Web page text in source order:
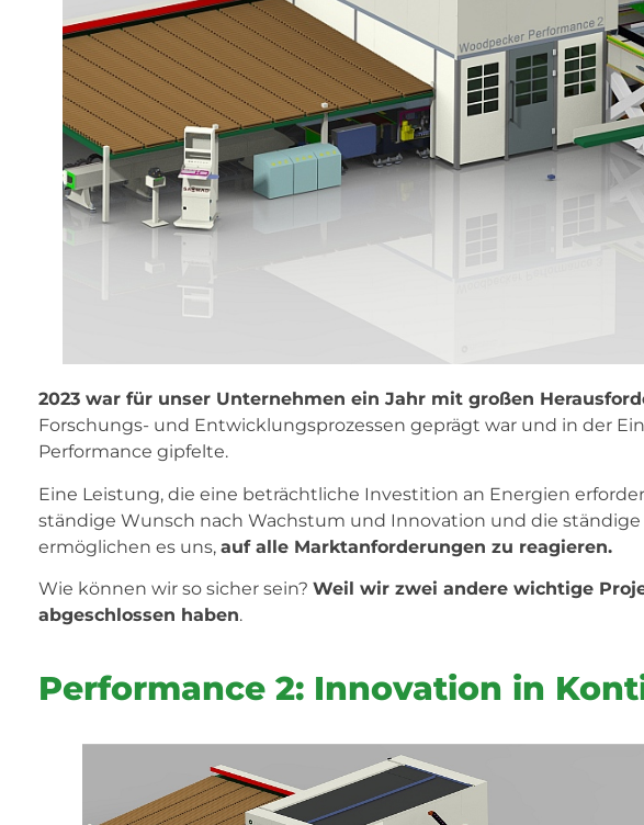
2023 war für unser Unternehmen ein Jahr mit großen
Forschungs- und Entwicklungsprozessen geprägt war und in der
Performance gipfelte.
Eine Leistung, die eine beträchtliche Investition an Energien
ständige Wunsch nach Wachstum und Innovation und die
ermöglichen es uns, auf alle Marktanforderungen zu reagieren.
Wie können wir so sicher sein? Weil wir zwei andere wichtige
abgeschlossen haben.
Performance 2: Innovation in